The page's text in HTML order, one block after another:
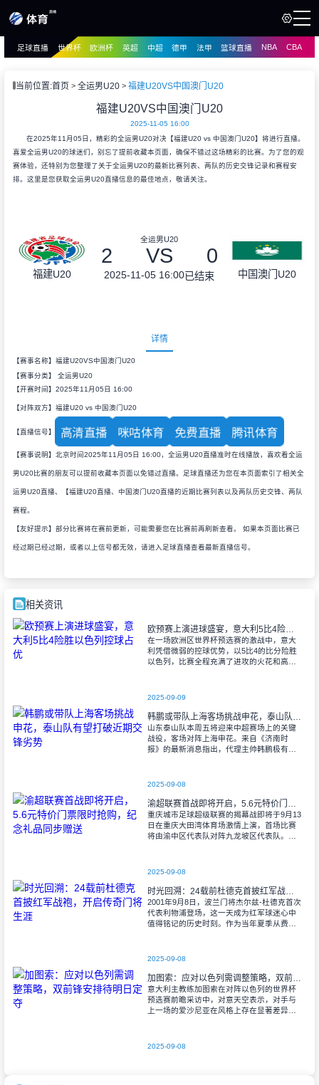
播
足球直播 世界杯 欧洲杯 英超 中超 德甲 法甲 篮球直播 NBA CBA
当前位置:首页 全运男U20 福建U20VS中国澳门U20
福建U20VS中国澳门U20
2025-11-05 16:00
在2025年11月05日，精彩的全运男U20对决【福建U20 vs 中国澳门U20】将进行直播。
喜爱全运男U20的球迷们，别忘了提前收藏本页面，确保不错过这场精彩的比赛。为了您的观
赛体验，还特别为您整理了关于全运男U20的最新比赛列表、两队的历史交锋记录和赛程安
排。这里是您获取全运男U20直播信息的最佳地点，敬请关注。
福建U20
全运男U20
2 VS 0
2025-11-05 16:00已结束 中国澳门U20
详情
【赛事名称】福建U20VS中国澳门U20
【赛事分类】 全运男U20
【开赛时间】2025年11月05日 16:00
【对阵双方】福建U20 vs 中国澳门U20
【直播信号】 高清直播 咪咕体育 免费直播 腾讯体育
【赛事说明】北京时间2025年11月05日 16:00，全运男U20直播准时在线播放，喜欢看全运
男U20比赛的朋友可以提前收藏本页面以免错过直播。足球直播还为您在本页面索引了相关全
运男U20直播、【福建U20直播、中国澳门U20直播的近期比赛列表以及两队历史交锋、两队
赛程。
【友好提示】部分比赛将在赛前更新，可能需要您在比赛前再刷新查看。 如果本页面比赛已
经过期已经过期，或者以上信号都无效，请进入足球直播查看最新直播信号。
相关资讯
欧预赛上演进球盛宴，意大利5比4险胜以色列控球占优
在一场欧洲区世界杯预选赛的激战中，意大
利凭借微弱的控球优势，以5比4的比分险胜
以色列，比赛全程充满了进攻的火花和高效
2025-09-09
山东泰山队本周五将迎来中超赛场上的关键
战役，客场对阵上海申花。来自《济南时
报》的最新消息指出，代理主帅韩鹏极有可
验。
2025-09-08
渝超联赛首战即将开启，5.6元特价门票限时抢购，纪念礼品同步赠送
重庆城市足球超级联赛的揭幕战即将于9月13
日在重庆大田湾体育场激情上演，首场比赛
将由渝中区代表队对阵九龙坡区代表队。据
2025-09-08
时光回溯：24载前杜德克首披红军战袍，开启传奇门将生涯
2001年9月8日，波兰门将杰尔兹-杜德克首次
代表利物浦登场，这一天成为红军球迷心中
值得铭记的历史时刻。作为当年夏季从费耶
2025-09-08
加图索：应对以色列需调整策略，双前锋安排待明日定夺
意大利主教练加图索在对阵以色列的世界杯
预选赛前瞻采访中，对意天空表示，对手与
上一场的爱沙尼亚在风格上存在显著差异。
出色的
2025-09-08